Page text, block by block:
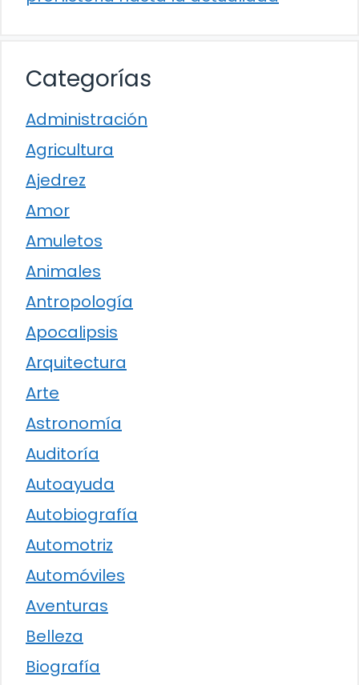
Categorías
Administración
Agricultura
Ajedrez
Amor
Amuletos
Animales
Antropología
Apocalipsis
Arquitectura
Arte
Astronomía
Auditoría
Autoayuda
Autobiografía
Automotriz
Automóviles
Aventuras
Belleza
Biografía